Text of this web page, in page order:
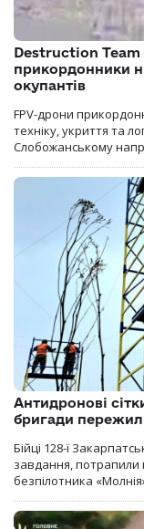
Destruction Team
прикордонники
окупантів
FPV-дрони
техніку, укриття та
Слобожанському
Антидронові
бригади
Бійці 128-ї
завдання, потрапили
безпілотника